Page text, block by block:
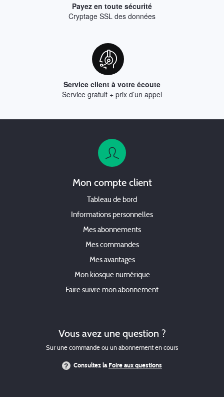
Payez en toute sécurité
Cryptage SSL des données
Service client à votre écoute
Service gratuit + prix d’un appel
Mon compte client
Tableau de bord
Informations personnelles
Mes abonnements
Mes commandes
Mes avantages
Mon kiosque numérique
Faire suivre mon abonnement
Vous avez une question ?
Sur une commande ou un abonnement en cours
Consultez laFoire aux questions